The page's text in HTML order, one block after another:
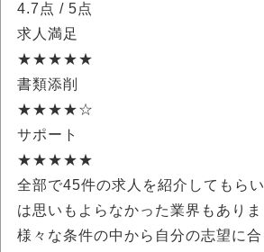
4.7点 / 5点
求人満足
★★★★★
書類添削
★★★★☆
サポート
★★★★★
全部で45件の求人を紹介してもら
は思いもよらなかった業界もありま
様々な条件の中から自分の志望に